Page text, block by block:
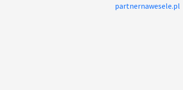
partnernawesele.pl